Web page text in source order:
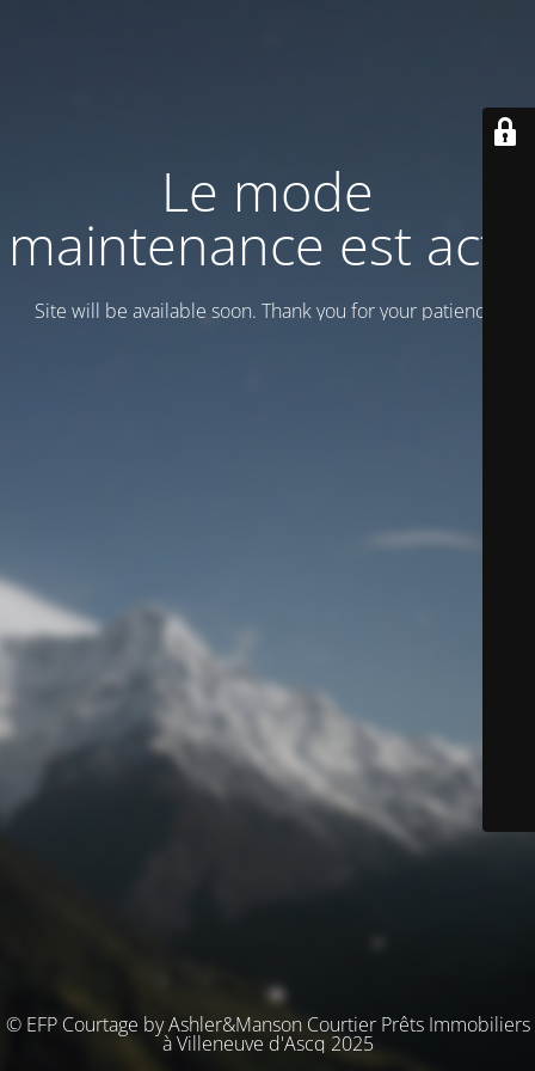
Le mode
maintenance est actif
Site will be available soon. Thank you for your patience!
© EFP Courtage by Ashler&Manson Courtier Prêts Immobiliers
à Villeneuve d'Ascq 2025